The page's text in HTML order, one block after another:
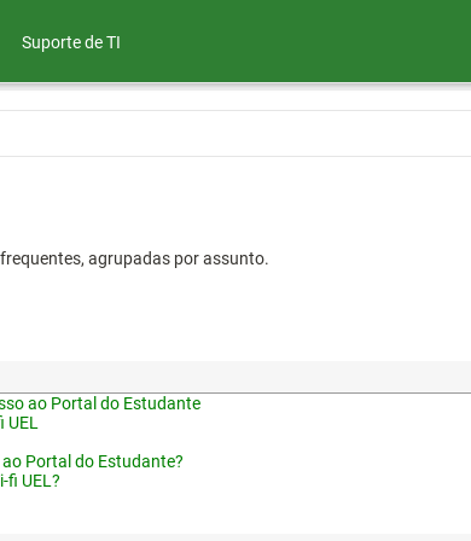
Suporte de TI
agrupadas por assunto.
ao Portal do Estudante
Portal do Estudante?
fi UEL?